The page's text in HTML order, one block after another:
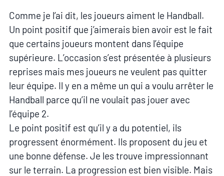
Comme je l’ai dit, les joueurs aiment le Handball.
Un point positif que j’aimerais bien avoir est le fait
que certains joueurs montent dans l’équipe
supérieure. L’occasion s’est présentée à plusieurs
reprises mais mes joueurs ne veulent pas quitter
leur équipe. Il y en a même un qui a voulu arrêter le
Handball parce qu’il ne voulait pas jouer avec
l’équipe 2.
Le point positif est qu’il y a du potentiel, ils
progressent énormément. Ils proposent du jeu et
une bonne défense. Je les trouve impressionnant
sur le terrain. La progression est bien visible. Mais